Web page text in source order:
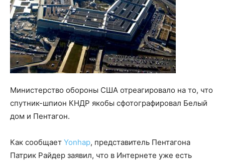
Министерство обороны США отреагировало на то, что
спутник-шпион КНДР якобы сфотографировал Белый
дом и Пентагон.
Как сообщает Yonhap, представитель Пентагона
Патрик Райдер заявил, что в Интернете уже есть